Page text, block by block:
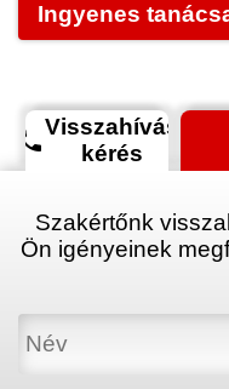
Ingyenes
phoneVisszahívás
kérés
Szakértőnk
Ön igényeinek